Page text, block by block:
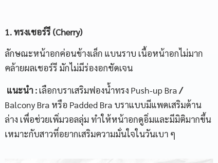
1. ทรงเชอร์รี (Cherry)
ลักษณะหน้าอกค่อนข้างเล็ก แบนราบ เนื้อหน้าอกไม่มาก
คล้ายผลเชอร์รี มักไม่มีร่องอกชัดเจน
แนะนำ : เลือกบราเสริมฟองน้ำทรง Push-up Bra /
Balcony Bra หรือ Padded Bra บราแบบมีแพดเสริมด้าน
ล่าง เพื่อช่วยเพิ่มวอลลุ่ม ทำให้หน้าอกดูอิ่มและมีมิติมากขึ้น
เหมาะกับสาวที่อยากเสริมความมั่นใจในวันเบา ๆ